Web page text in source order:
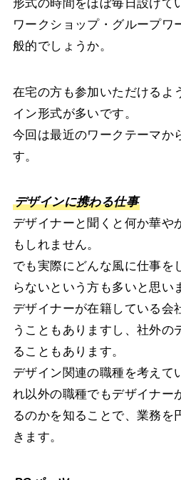
形式の時間をほぼ毎日設けて
ワークショップ・グループワ
般的でしょうか。
在宅の方も参加いただけるよ
イン形式が多いです。
今回は最近のワークテーマか
す。
デザインに携わる仕事
デザイナーと聞くと何か華や
もしれません。
でも実際にどんな風に仕事を
らないという方も多いと思い
デザイナーが在籍している会
うこともありますし、社外の
ることもあります。
デザイン関連の職種を考えて
れ以外の職種でもデザイナー
るのかを知ることで、業務を
きます。